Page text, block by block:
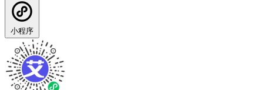
小程序